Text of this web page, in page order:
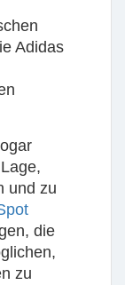
Adidas
und zu
die
zu